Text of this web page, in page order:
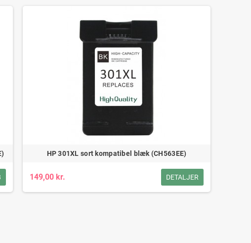
HP 301XL sort kompatibel blæk (CH563EE)
149,00 kr. DETALJER